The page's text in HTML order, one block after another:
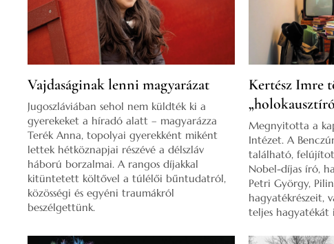
Vajdaságinak lenni magyarázat
Jugoszláviában sehol nem küldték ki a
gyerekeket a híradó alatt – magyarázza
Terék Anna, topolyai gyerekként miként
lettek hétköznapjai részévé a délszláv
háború borzalmai. A rangos díjakkal
kitüntetett költővel a túlélői bűntudatról,
közösségi és egyéni traumákról
beszélgettünk.
Kertész Imre
Megnyitotta a
Intézet. A
található,
Nobel-díjas író,
Petri György,
hagyatékrészeit,
teljes hagyatékát